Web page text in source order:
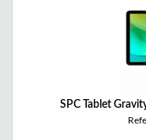
SPC Tablet